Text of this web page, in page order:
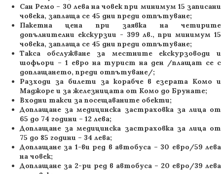
Сан Ремо – 30 лева на човек при минимум 15 записани
човека, заплаща се 45 дни преди отпътуване;
Пакетна цена при заявка на четирите
допълнителни екскурзии - 399 лв., при минимум 15
човека, заплаща се 45 дни преди отпътуване;
Такса обслужване за местните екскурзоводи и
шофьори – 1 евро на турист на ден /плащат се с
доплащането, преди отпътуване/;
Разходи за билети за корабче в езерата Комо и
Маджоре и за железницата от Комо до Брунате;
Входни такси за посещаваните обекти;
Доплащане за медицинска застраховка за лица от
65 до 74 години – 12 лева;
Доплащане за медицинска застраховка за лица от
75 до 85 години – 34 лева;
Доплащане за 1-ви ред в автобуса – 30 евро/59 лева
на човек;
Доплащане за 2-ри ред в автобуса – 20 евро/39 лева